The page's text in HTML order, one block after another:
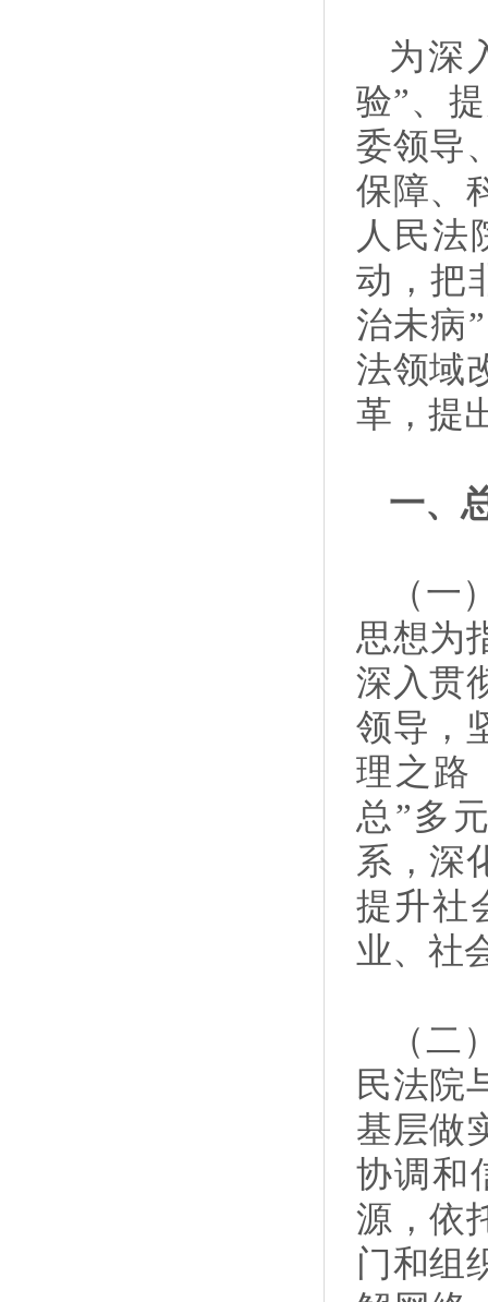
为深
验”、
委领导
保障、
人民法
动，把
治未病
法领域
革，提
一、
（
思想为
深入贯
领导，
理之路
总”多
系，深
提升社
业、社
（
民法院
基层做
协调和
源，依
门和组